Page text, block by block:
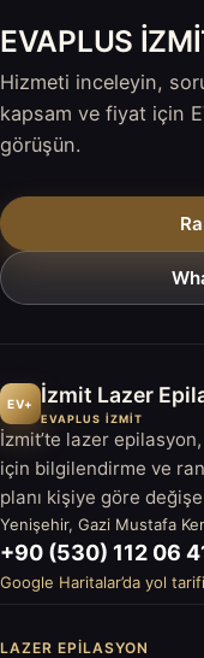
EVAPLUS
Hizmeti inceleyin,
kapsam ve fiyat için
görüşün.
EV+ İzmit Lazer
EVAPLUS İZMİT
İzmit’te lazer
için bilgilendirme ve
planı kişiye göre
Yenişehir, Gazi Mustafa
+90 (530) 112 06
Google Haritalar’da yol
LAZER EPILASYON